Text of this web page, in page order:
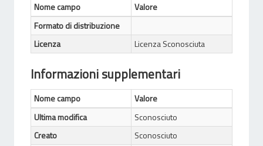
Nome campo
Valore
Formato di distribuzione
Licenza
Licenza Sconosciuta
Informazioni supplementari
Nome campo
Valore
Ultima modifica
Sconosciuto
Creato
Sconosciuto